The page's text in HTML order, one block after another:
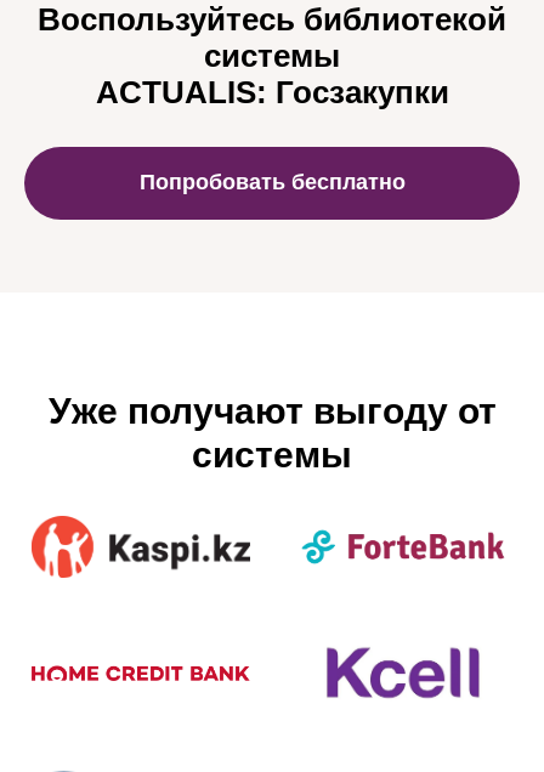
Воспользуйтесь библиотекой
системы
ACTUALIS: Госзакупки
Попробовать бесплатно
Уже получают выгоду от
системы